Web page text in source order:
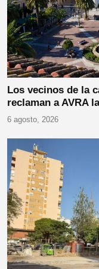
Los vecinos de la
reclaman a AVRA
6 agosto, 2026